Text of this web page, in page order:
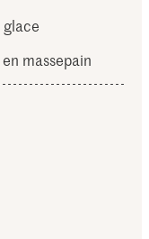
glace
massepain